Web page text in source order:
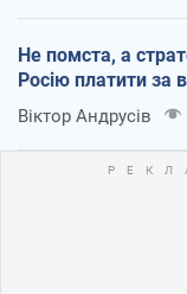
Не помста, а
Росію платити за
Віктор Андрусів